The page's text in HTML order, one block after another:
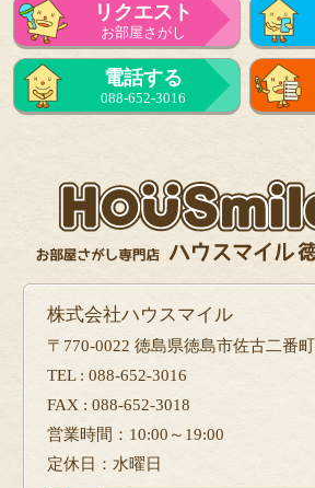
リクエスト
お部屋さがし
電話する
088-652-3016
株式会社ハウスマイル
〒770-0022 徳島県徳島市佐古二番
TEL : 088-652-3016
FAX : 088-652-3018
営業時間：10:00～19:00
定休日：水曜日